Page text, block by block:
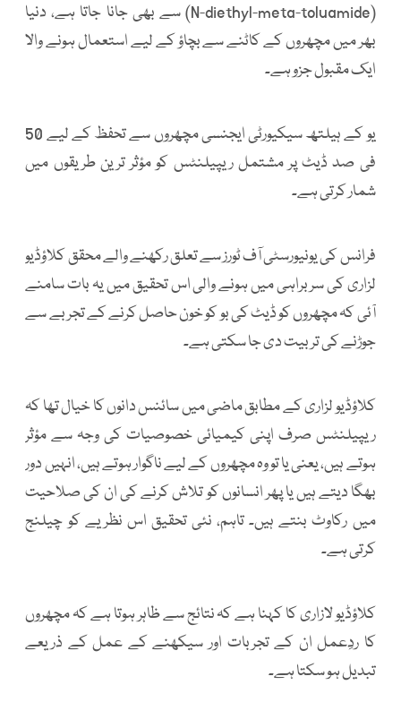
(N-diethyl-meta-toluamide) سے بھی جانا جاتا ہے، دنیا
بھر میں مچھروں کے کاٹنے سے بچاؤ کے لیے استعمال ہونے والا
ایک مقبول جزو ہے۔
یو کے ہیلتھ سیکیورٹی ایجنسی مچھروں سے تحفظ کے لیے 50
فی صد ڈیٹ پر مشتمل ریپیلنٹس کو مؤثر ترین طریقوں میں
شمار کرتی ہے۔
فرانس کی یونیورسٹی آف ٹورز سے تعلق رکھنے والے محقق کلاؤڈیو
لزاری کی سربراہی میں ہونے والی اس تحقیق میں یہ بات سامنے
آئی کہ مچھروں کو ڈیٹ کی بو کو خون حاصل کرنے کے تجربے سے
جوڑنے کی تربیت دی جا سکتی ہے۔
کلاؤڈیو لزاری کے مطابق ماضی میں سائنس دانوں کا خیال تھا کہ
ریپیلنٹس صرف اپنی کیمیائی خصوصیات کی وجہ سے مؤثر
ہوتے ہیں، یعنی یا تو وہ مچھروں کے لیے ناگوار ہوتے ہیں، انہیں دور
بھگا دیتے ہیں یا پھر انسانوں کو تلاش کرنے کی ان کی صلاحیت
میں رکاوٹ بنتے ہیں۔ تاہم، نئی تحقیق اس نظریے کو چیلنج
کرتی ہے۔
کلاؤڈیو لازاری کا کہنا ہے کہ نتائج سے ظاہر ہوتا ہے کہ مچھروں
کا ردِعمل ان کے تجربات اور سیکھنے کے عمل کے ذریعے
تبدیل ہو سکتا ہے۔